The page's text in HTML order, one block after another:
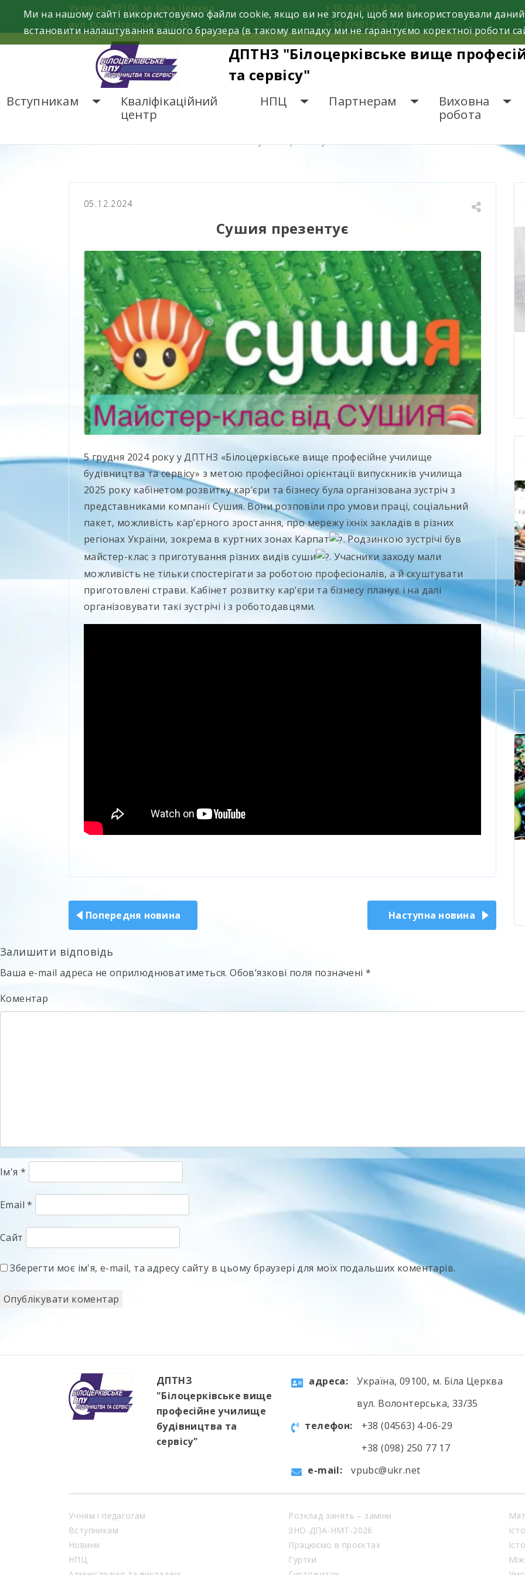
Україна, 09100, м. Біла Церква
вул. Волонтерська, 33/35
+38 (04563) 4-06-29
+38 (098) 250 77 17
ДПТНЗ "Білоцерківське вище
та сервісу"
Вступникам
Кваліфікаційний
центр
НПЦ Партнерам
Виховна
робота
05.12.2024
Сушия презентує
5 грудня 2024 року у ДПТНЗ «Білоцерківське вище професійне училище
будівництва та сервісу» з метою професійної орієнтації випускників училища
2025 року кабінетом розвитку карʼєри та бізнесу була організована зустріч з
представниками компанії Сушия. Вони розповіли про умови праці, соціальний
пакет, можливість карʼєрного зростання, про мережу їхніх закладів в різних
регіонах України, зокрема в куртних зонах Карпат
. Родзинкою зустрічі був
майстер-клас з приготування різних видів суши
. Учасники заходу мали
можливість не тільки спостерігати за роботою професіоналів, а й скуштувати
приготовлені страви. Кабінет розвитку карʼєри та бізнесу планує і на далі
організовувати такі зустрічі і з роботодавцями.
записів
Попередня новина Наступна новина
Залишити відповідь
Ваша e-mail адреса не оприлюднюватиметься. Обов’язкові поля позначені*
Коментар
Ім'я *
Email*
Сайт
Зберегти моє ім'я, e-mail, та адресу сайту в цьому браузері для моїх подальших коментарів.
Ми на нашому сайті використовуємо файли cookie, якщо ви не згодні, щоб ми використовували
встановити налаштування вашого браузера (в такому випадку ми не гарантуємо коректної роботи
ДПТНЗ
"Білоцерківське вище
професійне училище
будівництва та
сервісу"
aдресa:
Україна, 09100, м. Біла Церква
вул. Волонтерська, 33/35
телефон:
+38 (04563) 4-06-29
+38 (098) 250 77 17
e-mail:
vpubc@ukr.net
Учням і педагогам
Вступникам
Новини
НПЦ
Розклад занять – заміни
ЗНО-ДПА-НМТ-2026
Працюємо в проєктах
Гуртки